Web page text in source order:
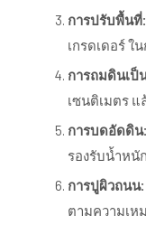
การปรับพื้นที่:
เกรดเดอร์
การถมดินเป็
เซนติเมตร
การบดอัดดิน:
รองรับน้ำหนั
การปูผิวถนน:
ตามความเห